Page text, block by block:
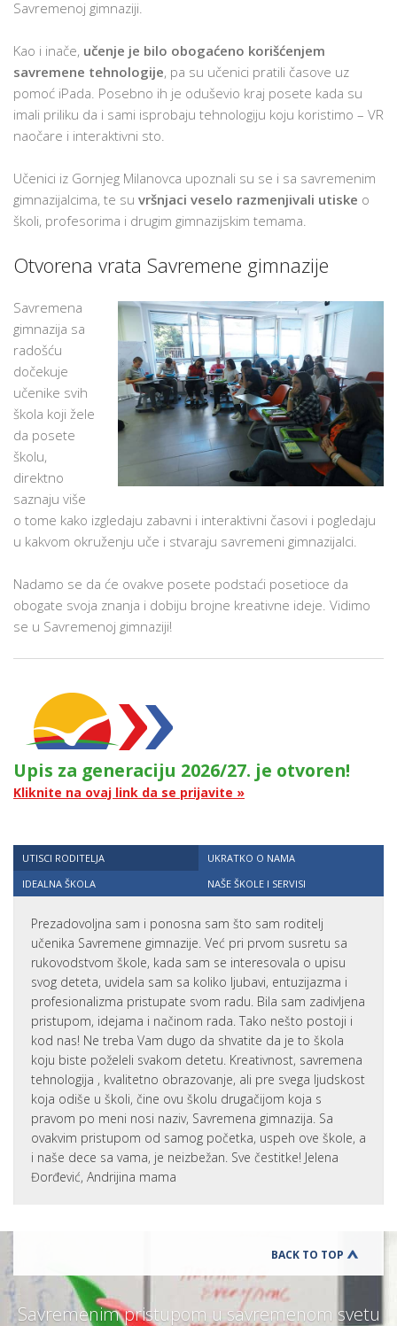
Savremenoj gimnaziji.
Kao i inače, učenje je bilo obogaćeno korišćenjem
savremene tehnologije, pa su učenici pratili časove uz
pomoć iPada. Posebno ih je oduševio kraj posete kada su
imali priliku da i sami isprobaju tehnologiju koju koristimo – VR
naočare i interaktivni sto.
Učenici iz Gornjeg Milanovca upoznali su se i sa savremenim
gimnazijalcima, te su vršnjaci veselo razmenjivali utiske o
školi, profesorima i drugim gimnazijskim temama.
Otvorena vrata Savremene gimnazije
Savremena
gimnazija sa
radošću
dočekuje
učenike svih
škola koji žele
da posete
školu,
direktno
saznaju više
o tome kako izgledaju zabavni i interaktivni časovi i pogledaju
u kakvom okruženju uče i stvaraju savremeni gimnazijalci.
Nadamo se da će ovakve posete podstaći posetioce da
obogate svoja znanja i dobiju brojne kreativne ideje. Vidimo
se u Savremenoj gimnaziji!
Upis za generaciju 2026/27. je otvoren!
Kliknite na ovaj link da se prijavite »
UTISCI RODITELJA
UKRATKO O NAMA
IDEALNA ŠKOLA
NAŠE ŠKOLE I SERVISI
Prezadovoljna sam i ponosna sam što sam roditelj
učenika Savremene gimnazije. Već pri prvom susretu sa
rukovodstvom škole, kada sam se interesovala o upisu
svog deteta, uvidela sam sa koliko ljubavi, entuzijazma i
profesionalizma pristupate svom radu. Bila sam zadivljena
pristupom, idejama i načinom rada. Tako nešto postoji i
kod nas! Ne treba Vam dugo da shvatite da je to škola
koju biste poželeli svakom detetu. Kreativnost, savremena
tehnologija , kvalitetno obrazovanje, ali pre svega ljudskost
koja odiše u školi, čine ovu školu drugačijom koja s
pravom po meni nosi naziv, Savremena gimnazija. Sa
ovakvim pristupom od samog početka, uspeh ove škole, a
i naše dece sa vama, je neizbežan. Sve čestitke! Jelena
Đorđević, Andrijina mama
BACK TO TOP
Savremenim pristupom u savremenom svetu